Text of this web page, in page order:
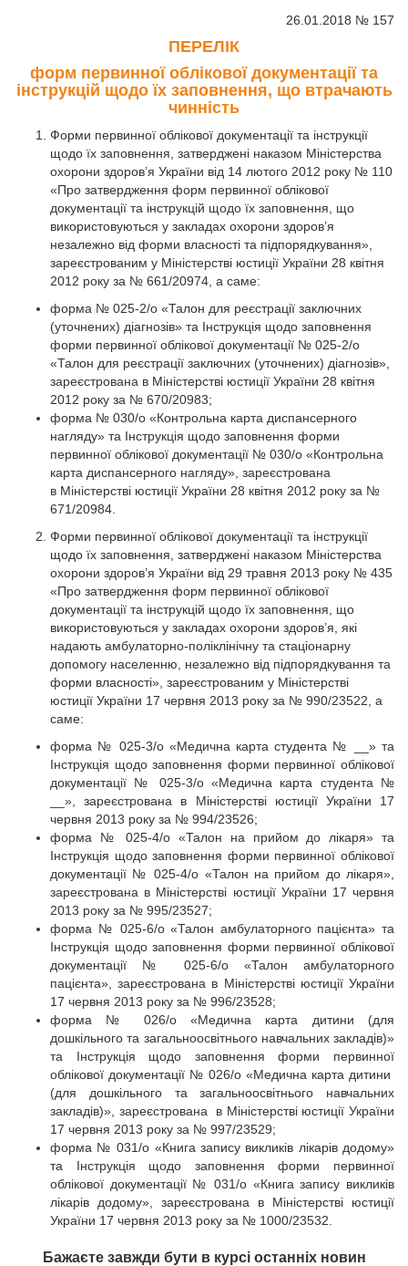
26.01.2018 № 157
ПЕРЕЛІК
форм первинної облікової документації та
інструкцій щодо їх заповнення, що втрачають
чинність
Форми первинної облікової документації та інструкції
щодо їх заповнення, затверджені наказом Міністерства
охорони здоров’я України від 14 лютого 2012 року № 110
«Про затвердження форм первинної облікової
документації та інструкцій щодо їх заповнення, що
використовуються у закладах охорони здоров’я
незалежно від форми власності та підпорядкування»,
зареєстрованим у Міністерстві юстиції України 28 квітня
2012 року за № 661/20974, а саме:
форма № 025-2/о «Талон для реєстрації заключних
(уточнених) діагнозів» та Інструкція щодо заповнення
форми первинної облікової документації № 025-2/о
«Талон для реєстрації заключних (уточнених) діагнозів»,
зареєстрована в Міністерстві юстиції України 28 квітня
2012 року за № 670/20983;
форма № 030/о «Контрольна карта диспансерного
нагляду» та Інструкція щодо заповнення форми
первинної облікової документації № 030/о «Контрольна
карта диспансерного нагляду», зареєстрована
в Міністерстві юстиції України 28 квітня 2012 року за №
671/20984.
Форми первинної облікової документації та інструкції
щодо їх заповнення, затверджені наказом Міністерства
охорони здоров’я України від 29 травня 2013 року № 435
«Про затвердження форм первинної облікової
документації та інструкцій щодо їх заповнення, що
використовуються у закладах охорони здоров’я, які
надають амбулаторно-поліклінічну та стаціонарну
допомогу населенню, незалежно від підпорядкування та
форми власності», зареєстрованим у Міністерстві
юстиції України 17 червня 2013 року за № 990/23522, а
саме:
форма № 025-3/о «Медична карта студента № __» та
Інструкція щодо заповнення форми первинної облікової
документації № 025-3/о «Медична карта студента №
__», зареєстрована в Міністерстві юстиції України 17
червня 2013 року за № 994/23526;
форма № 025-4/о «Талон на прийом до лікаря» та
Інструкція щодо заповнення форми первинної облікової
документації № 025-4/о «Талон на прийом до лікаря»,
зареєстрована в Міністерстві юстиції України 17 червня
2013 року за № 995/23527;
форма № 025-6/о «Талон амбулаторного пацієнта» та
Інструкція щодо заповнення форми первинної облікової
документації № 025-6/о «Талон амбулаторного
пацієнта», зареєстрована в Міністерстві юстиції України
17 червня 2013 року за № 996/23528;
форма № 026/о «Медична карта дитини (для
дошкільного та загальноосвітнього навчальних закладів)»
та Інструкція щодо заповнення форми первинної
облікової документації № 026/о «Медична карта дитини
(для дошкільного та загальноосвітнього навчальних
закладів)», зареєстрована в Міністерстві юстиції України
17 червня 2013 року за № 997/23529;
форма № 031/о «Книга запису викликів лікарів додому»
та Інструкція щодо заповнення форми первинної
облікової документації № 031/о «Книга запису викликів
лікарів додому», зареєстрована в Міністерстві юстиції
України 17 червня 2013 року за № 1000/23532.
Бажаєте завжди бути в курсі останніх новин